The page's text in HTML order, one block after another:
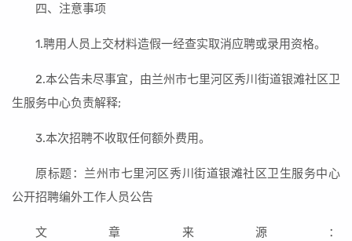
四、注意事项
1.聘用人员上交材料造假一经查实取消应聘或录用资格。
2.本公告未尽事宜，由兰州市七里河区秀川街道银滩社区卫
生服务中心负责解释;
3.本次招聘不收取任何额外费用。
原标题：兰州市七里河区秀川街道银滩社区卫生服务中心
公开招聘编外工作人员公告
文章来源：